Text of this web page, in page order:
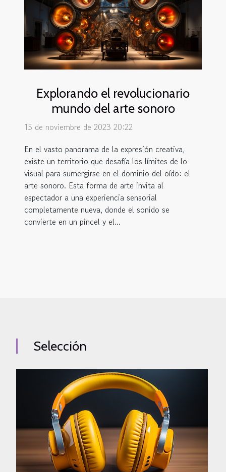
Explorando el revolucionario
mundo del arte sonoro
15 de noviembre de 2023 20:22
En el vasto panorama de la expresión creativa,
existe un territorio que desafía los límites de lo
visual para sumergirse en el dominio del oído: el
arte sonoro. Esta forma de arte invita al
espectador a una experiencia sensorial
completamente nueva, donde el sonido se
convierte en un pincel y el...
Selección